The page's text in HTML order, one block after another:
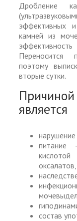
Дробление
эффективных
камней из
Переносится
поэтому
вторые сутки.
является
питание
состав